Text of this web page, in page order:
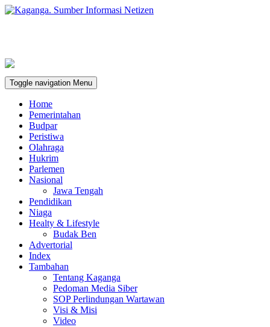
Toggle navigation Menu
Home
Pemerintahan
Budpar
Peristiwa
Olahraga
Hukrim
Parlemen
Nasional
Jawa Tengah
Pendidikan
Niaga
Healty & Lifestyle
Budak Ben
Advertorial
Index
Tambahan
Tentang Kaganga
Pedoman Media Siber
SOP Perlindungan Wartawan
Visi & Misi
Video